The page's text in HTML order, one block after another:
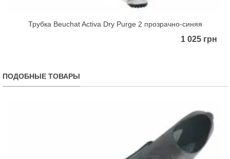
Трубка Beuchat Activa Dry Purge 2 прозрачно-синяя
1 025 грн
ПОДОБНЫЕ ТОВАРЫ